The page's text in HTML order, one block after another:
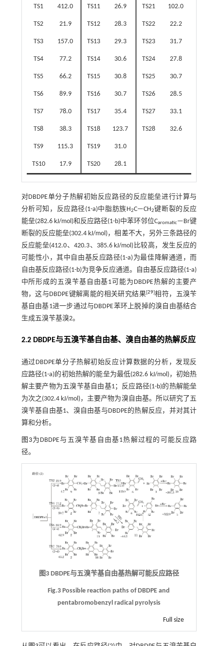
TS1 412.0 TS11 26.9 TS21 102.0
TS2 21.9 TS12 28.3 TS22 22.2
TS3 157.0 TS13 29.3 TS23 31.7
TS4 77.2 TS14 30.6 TS24 27.8
TS5 66.2 TS15 30.8 TS25 30.7
TS6 89.9 TS16 30.7 TS26 28.5
TS7 78.0 TS17 35.4 TS27 33.1
TS8 38.3 TS18 123.7 TS28 32.6
TS9 115.3 TS19 31.0
TS10 17.9 TS20 28.1
对DBDPE单分子热解初始反应路径的反应能垒进行计算与
分析可知，反应路径(1-a)中脂肪族H2C—CH2键断裂的反应
能垒(282.6 kJ/mol)和反应路径(1-b)中苯环邻位Caromatic—Br键
断裂的反应能垒(302.4 kJ/mol)，相差不大，另外三条路径的
反应能垒(412.0、420.3、385.6 kJ/mol)比较高，发生反应的
可能性小，其中自由基反应路径(1-a)为最佳降解通道，而
自由基反应路径(1-b)为竞争反应通道。自由基反应路径(1-a)
中所形成的五溴苄基自由基1可能为DBDPE热解的主要产
物，这与DBDPE键解离能的相关研究结果[29]相符，五溴苄
基自由基1进一步通过与DBDPE苯环上脱掉的溴自由基结合
生成五溴苄基溴2。
2.2 DBDPE与五溴苄基自由基、溴自由基的热解反应
通过DBDPE单分子热解初始反应计算数据的分析，发现反
应路径(1-a)的初始热解的能垒为最低(282.6 kJ/mol)，初始热
解主要产物为五溴苄基自由基1；反应路径(1-b)的热解能垒
为次之(302.4 kJ/mol)，主要产物为溴自由基。所以研究了五
溴苄基自由基1、溴自由基与DBDPE的热解反应，并对其计
算和分析。
图3为DBDPE与五溴苄基自由基1热解过程的可能反应路
径。
图3 DBDPE与五溴苄基自由基热解可能反应路径
Fig.3 Possible reaction paths of DBDPE and
pentabromobenzyl radical pyrolysis
Full size